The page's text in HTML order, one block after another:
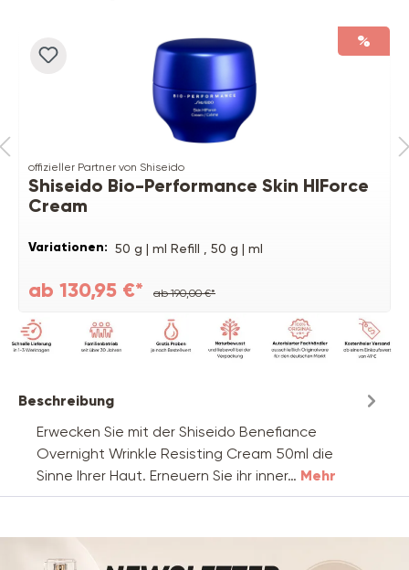
%
offizieller Partner von Shiseido
Shiseido Bio-Performance Skin HIForce
Cream
Variationen: 50 g | ml Refill , 50 g | ml
ab 130,95 €* ab 190,00 €*
Beschreibung
Erwecken Sie mit der Shiseido Benefiance
Overnight Wrinkle Resisting Cream 50ml die
Sinne Ihrer Haut. Erneuern Sie ihr inner… Mehr